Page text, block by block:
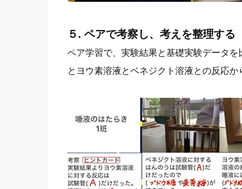
５. ペアで考察し、考えを整理する
ペア学習で、実験結果と基礎実験データ
とヨウ素溶液とベネジクト溶液との反応